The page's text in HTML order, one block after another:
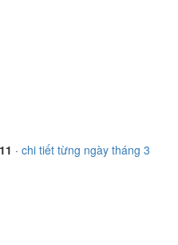
· chi tiết từng ngày tháng 3